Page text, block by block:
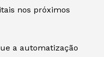
nos próximos
a automatização